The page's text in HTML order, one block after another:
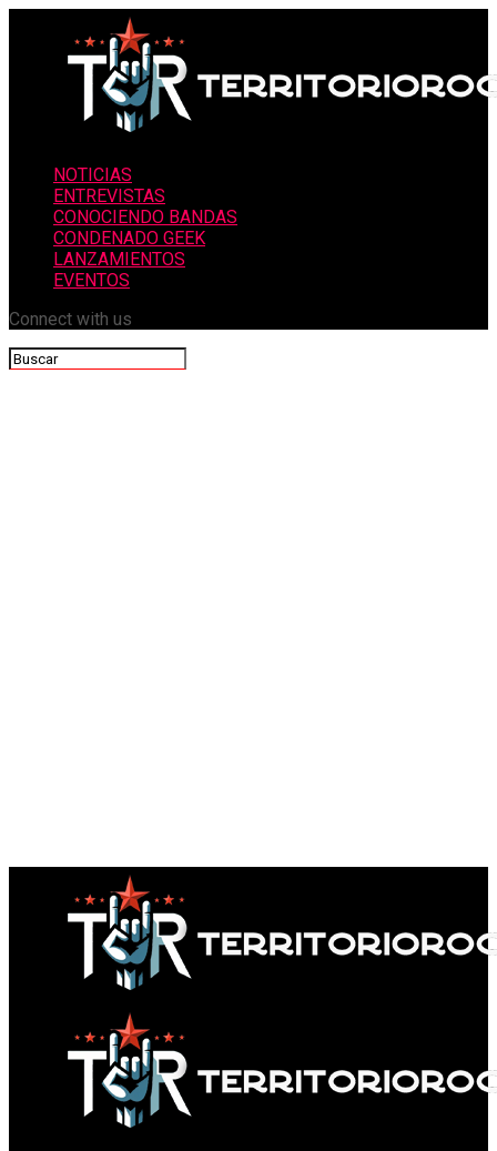
NOTICIAS
ENTREVISTAS
CONOCIENDO BANDAS
CONDENADO GEEK
LANZAMIENTOS
EVENTOS
Connect with us